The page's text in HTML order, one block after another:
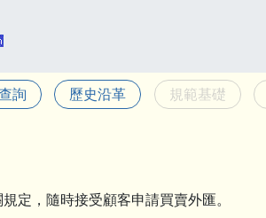
詢 歷史沿革 規範基礎
定，隨時接受顧客申請買賣外匯。